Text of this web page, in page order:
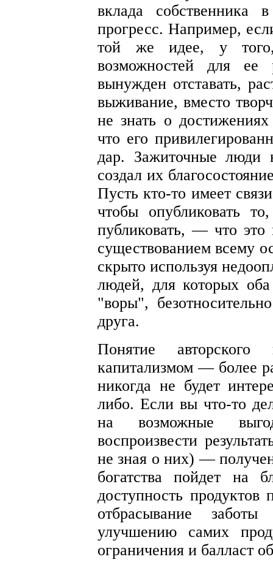
вклада собственника
прогресс. Например,
той же идее, у
возможностей для ее
вынужден отставать,
выживание, вместо
не знать о
что его
дар. Зажиточные люди
создал их
Пусть кто-то имеет
чтобы опубликовать
публиковать, — что
существованием всему
скрыто используя
людей, для которых
"воры",
друга.
Понятие
капитализмом — более
никогда не будет
либо. Если вы что-то
на возможные
воспроизвести
не зная о них) —
богатства пойдет на
доступность продуктов
отбрасывание
улучшению самих
ограничения и балласт